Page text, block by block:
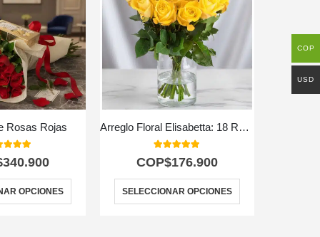
Rosas Rojas
340.900
OPCIONES
Arreglo Floral Elisabetta: 18 Rosas de Amistad y Gratitud 🌼
5.00
COP$176.900
SELECCIONAR OPCIONES
COP
USD